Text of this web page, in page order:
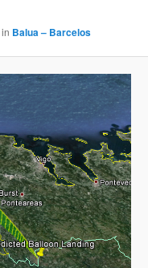
in Balua – Barcelos